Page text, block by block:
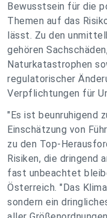
Bewusstsein für die
Themen auf das
lässt. Zu den
gehören
Naturkatastrophen
regulatorischer
Verpflichtungen für
" Es ist beunruhigend
Einschätzung von
zu den Top-
Risiken, die dringend
fast unbeachtet
Österreich. " Das
sondern ein